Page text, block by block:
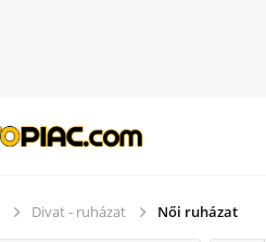
Divat - ruházat Női ruházat